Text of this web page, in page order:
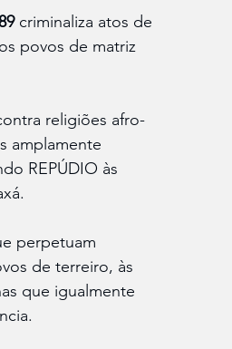
criminaliza atos de
povos de matriz
religiões afro-
amplamente
REPÚDIO às
perpetuam
de terreiro, às
que igualmente